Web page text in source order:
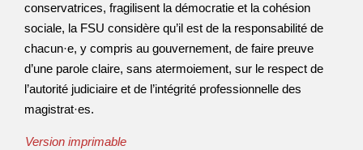
conservatrices, fragilisent la démocratie et la cohésion
sociale, la FSU considère qu’il est de la responsabilité de
chacun·e, y compris au gouvernement, de faire preuve
d’une parole claire, sans atermoiement, sur le respect de
l’autorité judiciaire et de l’intégrité professionnelle des
magistrat·es.
Version imprimable